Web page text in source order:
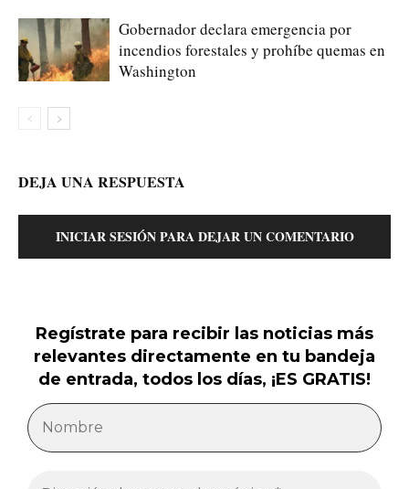
Gobernador declara emergencia por
incendios forestales y prohíbe quemas en
Washington
DEJA UNA RESPUESTA
INICIAR SESIÓN PARA DEJAR UN COMENTARIO
Regístrate para recibir las noticias más
relevantes directamente en tu bandeja
de entrada, todos los días, ¡ES GRATIS!